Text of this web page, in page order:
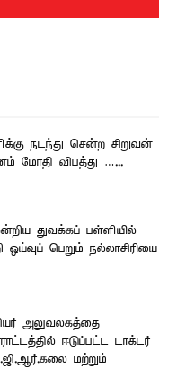
நடந்து சென்ற சிறுவன்
மோதி விபத்து …...
துவக்கப் பள்ளியில்
ஓய்வுப் பெறும் நல்லாசிரியை
அலுவலகத்தை
ஈடுப்பட்ட டாக்டர்
மற்றும்